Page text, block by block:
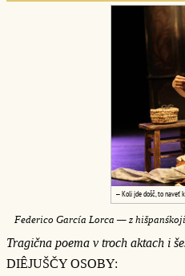
— Koli jde došč, to naveť
Federico García Lorca — z
Tragična poema v troch aktach i
DIÊJUŠČY OSOBY: